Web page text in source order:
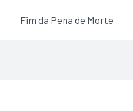
Fim da Pena de Morte